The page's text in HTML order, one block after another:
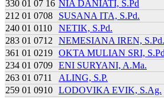
330 01 07 16 NIA DANIATI, S.Pd
212 01 0708
SUSANA ITA, S.Pd.
240 01 0110
NETIK, S.Pd.
283 01 0712
NEMESIANA IREN, S.Pd.
361 01 0219 OKTA MULIAN SRI,
234 01 0709 ENI SURYANI, A.Ma.
263 01 0711
ALING, S.P.
259 01 0910 LODOVIKA EVIK, S.Ag.